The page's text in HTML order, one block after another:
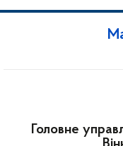
Головне